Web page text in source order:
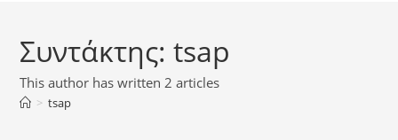
Συντάκτης:tsap
This author has written 2 articles
> tsap